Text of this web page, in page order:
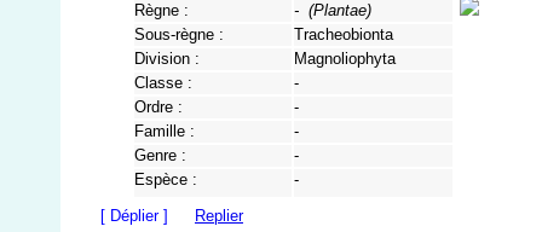
Règne :
- (Plantae)
Sous-règne :
Tracheobionta
Division :
Magnoliophyta
Classe :
-
Ordre :
-
Famille :
-
Genre :
-
Espèce :
-
[ Déplier ]
Replier